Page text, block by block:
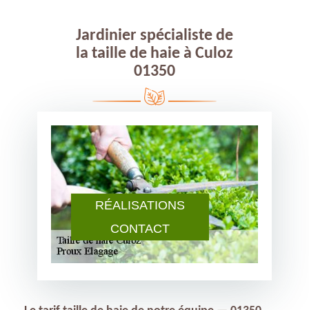
RÉALISATIONS
CONTACT
Jardinier spécialiste de
la taille de haie à Culoz
01350